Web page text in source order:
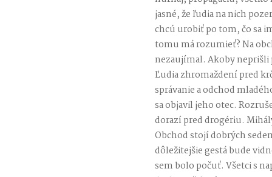
jasné, že ľudia na nich
chcú urobiť po tom, čo sa
tomu má rozumieť? Na
nezaujímal. Akoby
Ľudia zhromaždení pred
správanie a odchod
sa objavil jeho otec.
dorazí pred drogériu.
Obchod stojí dobrých
dôležitejšie gestá bude
sem bolo počuť. Všetci s